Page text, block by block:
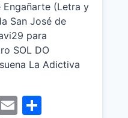
(Letra y
San José de
para
Intro SOL DO
Adictiva
Email